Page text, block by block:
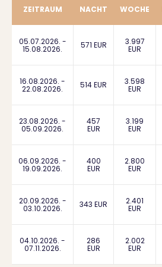
ZEITRAUM NACHT WOCHE
05.07.2026. -
15.08.2026. 571 EUR 3.997
EUR
16.08.2026. -
22.08.2026. 514 EUR 3.598
EUR
23.08.2026. -
05.09.2026.
457
EUR
3.199
EUR
06.09.2026. -
19.09.2026.
400
EUR
2.800
EUR
20.09.2026. -
03.10.2026. 343 EUR 2.401
EUR
04.10.2026. -
07.11.2026.
286
EUR
2.002
EUR